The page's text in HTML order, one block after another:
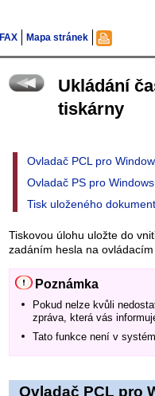
FAX Mapa stránek
Ukládání
tiskárny
Ovladač PCL pro
Ovladač PS pro Windows
Tisk uloženého
Tiskovou úlohu uložte do
zadáním hesla na ovládacím
Poznámka
Pokud nelze kvůli
zpráva, která vás
Tato funkce není v
Ovladač PCL pro